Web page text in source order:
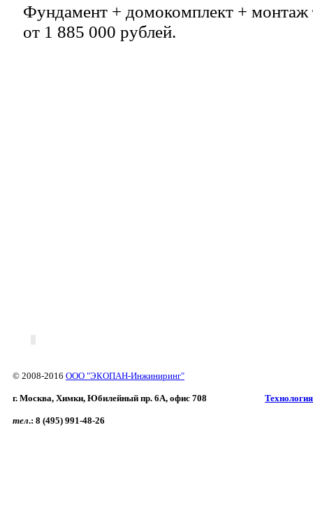
Фундамент + домокомплект + монтаж
от 1 885 000 рублей.
© 2008-2016 ООО "ЭКОПАН-Инжиниринг"
г. Москва, Химки, Юбилейный пр. 6A, офис 708
тел.: 8 (495) 991-48-26
Технология